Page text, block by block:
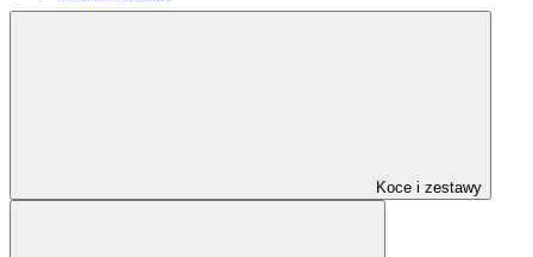
Koce i zestawy